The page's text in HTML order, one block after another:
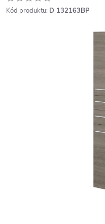
Kód produktu: D 132163BP